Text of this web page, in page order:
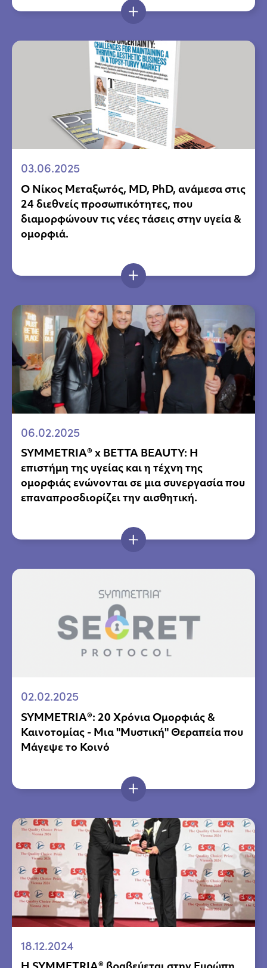
03.06.2025
Ο Νίκος Μεταξωτός, MD, PhD, ανάμεσα στις
24 διεθνείς προσωπικότητες, που
διαμορφώνουν τις νέες τάσεις στην υγεία &
ομορφιά.
06.02.2025
SYMMETRIA® x BETTA BEAUTY: Η
επιστήμη της υγείας και η τέχνη της
ομορφιάς ενώνονται σε μια συνεργασία που
επαναπροσδιορίζει την αισθητική.
02.02.2025
SYMMETRIA®: 20 Χρόνια Ομορφιάς &
Καινοτομίας - Μια "Μυστική" Θεραπεία που
Μάγεψε το Κοινό
18.12.2024